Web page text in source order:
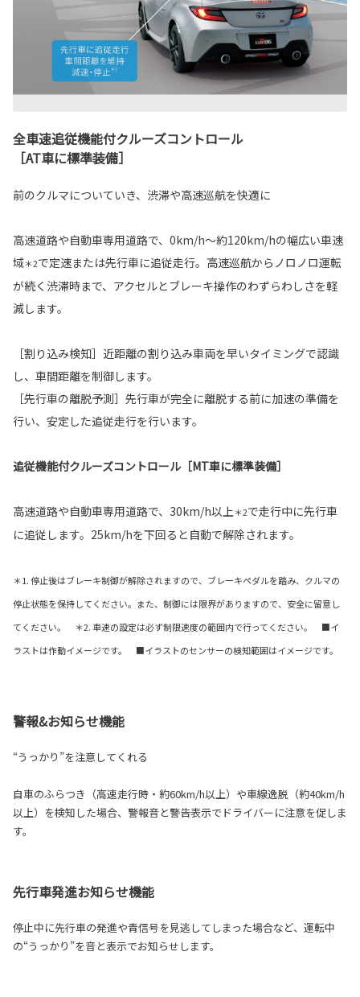
全車速追従機能付クルーズコントロール
［AT車に標準装備］
前のクルマについていき、渋滞や高速巡航を快適に
高速道路や自動車専用道路で、0km/h～約120km/hの幅広い車速
域＊2で定速または先行車に追従走行。高速巡航からノロノロ運転
が続く渋滞時まで、アクセルとブレーキ操作のわずらわしさを軽
減します。
［割り込み検知］近距離の割り込み車両を早いタイミングで認識
し、車間距離を制御します。
［先行車の離脱予測］先行車が完全に離脱する前に加速の準備を
行い、安定した追従走行を行います。
追従機能付クルーズコントロール［MT車に標準装備］
高速道路や自動車専用道路で、30km/h以上＊2で走行中に先行車
に追従します。25km/hを下回ると自動で解除されます。
＊1. 停止後はブレーキ制御が解除されますので、ブレーキペダルを踏み、クルマの
停止状態を保持してください。また、制御には限界がありますので、安全に留意し
てください。 ＊2. 車速の設定は必ず制限速度の範囲内で行ってください。 ■イ
ラストは作動イメージです。 ■イラストのセンサーの検知範囲はイメージです。
警報&お知らせ機能
“うっかり”を注意してくれる
自車のふらつき（高速走行時・約60km/h以上）や車線逸脱（約40km/h
以上）を検知した場合、警報音と警告表示でドライバーに注意を促しま
す。
先行車発進お知らせ機能
停止中に先行車の発進や青信号を見逃してしまった場合など、運転中
の“うっかり”を音と表示でお知らせします。